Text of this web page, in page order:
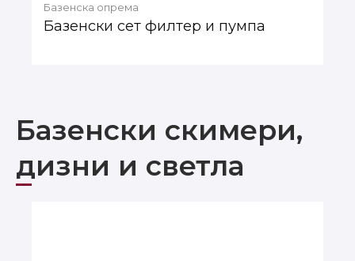
Базенска опрема
Базенски сет филтер и пумпа
Базенски скимери,
дизни и светла